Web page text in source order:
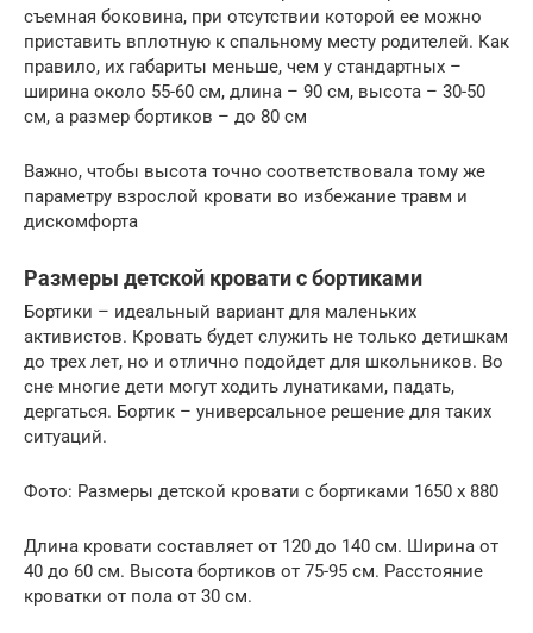
съемная боковина, при отсутствии которой ее можно
приставить вплотную к спальному месту родителей. Как
правило, их габариты меньше, чем у стандартных –
ширина около 55-60 см, длина – 90 см, высота – 30-50
см, а размер бортиков – до 80 см
Важно, чтобы высота точно соответствовала тому же
параметру взрослой кровати во избежание травм и
дискомфорта
Размеры детской кровати с бортиками
Бортики – идеальный вариант для маленьких
активистов. Кровать будет служить не только детишкам
до трех лет, но и отлично подойдет для школьников. Во
сне многие дети могут ходить лунатиками, падать,
дергаться. Бортик – универсальное решение для таких
ситуаций.
Фото: Размеры детской кровати с бортиками 1650 х 880
Длина кровати составляет от 120 до 140 см. Ширина от
40 до 60 см. Высота бортиков от 75-95 см. Расстояние
кроватки от пола от 30 см.